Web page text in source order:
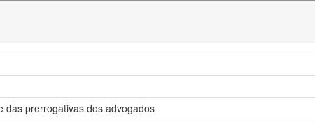
das prerrogativas dos advogados